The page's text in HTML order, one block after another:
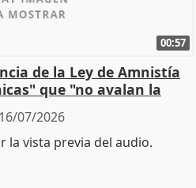
00:57
de la Ley de Amnistía
que "no avalan la
16/07/2026